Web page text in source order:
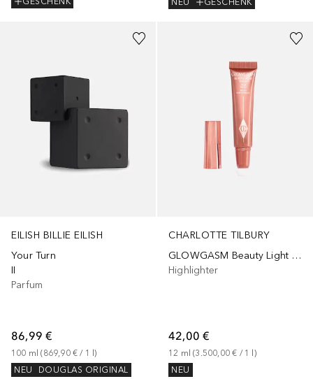
GESCHENK
NEU
GESCHENK
EILISH BILLIE EILISH
Your Turn
II
Parfum
86,99 €
100 ml (869,90 € / 1 l)
NEU
DOUGLAS ORIGINAL
3Größen
CHARLOTTE TILBURY
GLOWGASM Beauty Light Wand
Highlighter
42,00 €
12 ml (3.500,00 € / 1
)
NEU
9